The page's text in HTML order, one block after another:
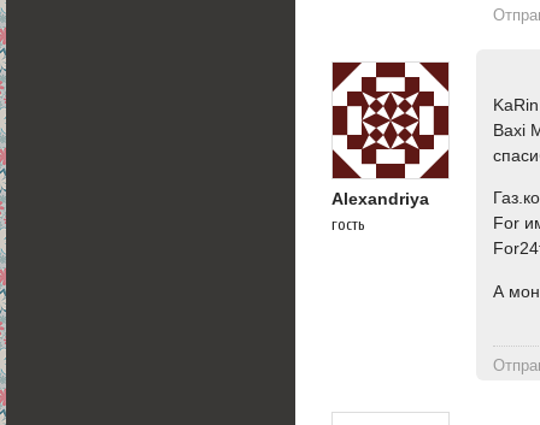
Alexandriya
гость
Baxi
For
А